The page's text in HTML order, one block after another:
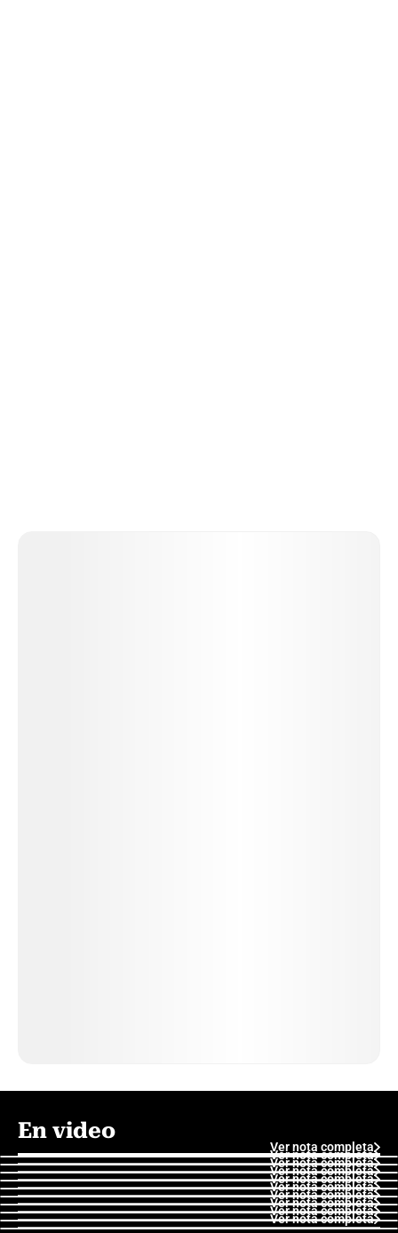
En video
Ver nota completa
Ver nota completa
Ver nota completa
Ver nota completa
Ver nota completa
Ver nota completa
Ver nota completa
Ver nota completa
Ver nota completa
Ver nota completa